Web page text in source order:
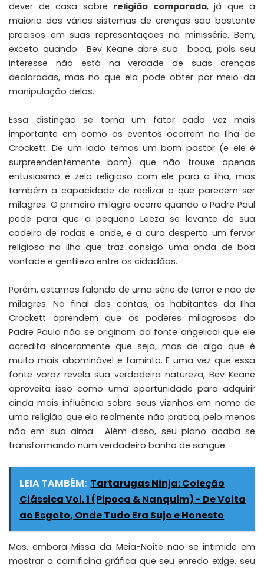
dever de casa sobre religião comparada, já que a
maioria dos vários sistemas de crenças são bastante
precisos em suas representações na minissérie. Bem,
exceto quando Bev Keane abre sua boca, pois seu
interesse não está na verdade de suas crenças
declaradas, mas no que ela pode obter por meio da
manipulação delas.
Essa distinção se torna um fator cada vez mais
importante em como os eventos ocorrem na Ilha de
Crockett. De um lado temos um bom pastor (e ele é
surpreendentemente bom) que não trouxe apenas
entusiasmo e zelo religioso com ele para a ilha, mas
também a capacidade de realizar o que parecem ser
milagres. O primeiro milagre ocorre quando o Padre Paul
pede para que a pequena Leeza se levante de sua
cadeira de rodas e ande, e a cura desperta um fervor
religioso na ilha que traz consigo uma onda de boa
vontade e gentileza entre os cidadãos.
Porém, estamos falando de uma série de terror e não de
milagres. No final das contas, os habitantes da Ilha
Crockett aprendem que os poderes milagrosos do
Padre Paulo não se originam da fonte angelical que ele
acredita sinceramente que seja, mas de algo que é
muito mais abominável e faminto. E uma vez que essa
fonte voraz revela sua verdadeira natureza, Bev Keane
aproveita isso como uma oportunidade para adquirir
ainda mais influência sobre seus vizinhos em nome de
uma religião que ela realmente não pratica, pelo menos
não em sua alma. Além disso, seu plano acaba se
transformando num verdadeiro banho de sangue.
LEIA TAMBÉM: Tartarugas Ninja: Coleção
Clássica Vol. 1 (Pipoca & Nanquim) - De Volta
ao Esgoto, Onde Tudo Era Sujo e Honesto
Mas, embora Missa da Meia-Noite não se intimide em
mostrar a carnificina gráfica que seu enredo exige, seu